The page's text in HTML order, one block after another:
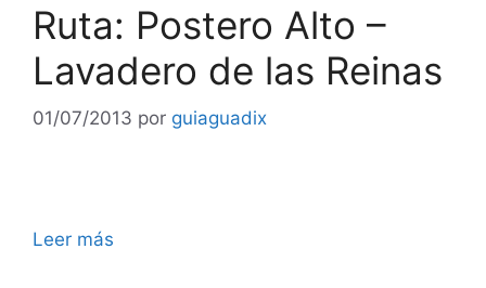
Ruta: Postero Alto –
Lavadero de las Reinas
01/07/2013 por guiaguadix
Leer más